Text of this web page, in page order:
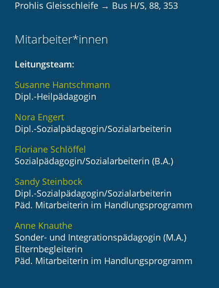
Prohlis Gleisschleife → Bus H/S, 88, 353
Mitarbeiter*innen
Leitungsteam:
Susanne Hantschmann
Dipl.-Heilpädagogin
Nora Engert
Dipl.-Sozialpädagogin/Sozialarbeiterin
Floriane Schlöffel
Sozialpädagogin/Sozialarbeiterin (B.A.)
Sandy Steinbock
Dipl.-Sozialpädagogin/Sozialarbeiterin
Päd. Mitarbeiterin im Handlungsprogramm
Anne Knauthe
Sonder- und Integrationspädagogin (M.A.)
Elternbegleiterin
Päd. Mitarbeiterin im Handlungsprogramm